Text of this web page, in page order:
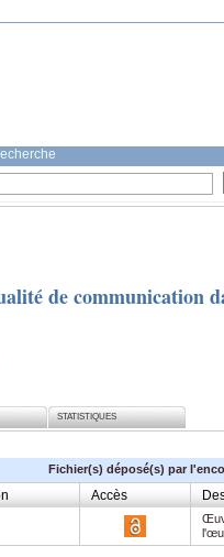
de communication
STATISTIQUES
Fichier(s) déposé(s) par
Accès